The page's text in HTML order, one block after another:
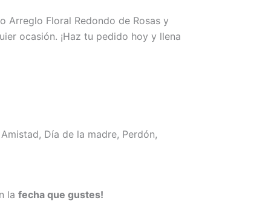
Arreglo Floral Redondo de Rosas y
ocasión. ¡Haz tu pedido hoy y llena
Día de la madre, Perdón,
lafecha que gustes!